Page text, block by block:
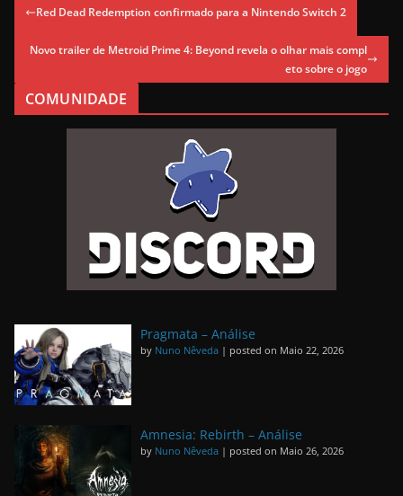
Red Dead Redemption confirmado para a Nintendo Switch 2
Novo trailer de Metroid Prime 4: Beyond revela o olhar mais compl
eto sobre o jogo
COMUNIDADE
Pragmata – Análise
by Nuno Nêveda | posted on Maio 22, 2026
Amnesia: Rebirth – Análise
by Nuno Nêveda | posted on Maio 26, 2026